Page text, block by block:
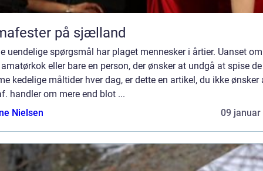
på sjælland
uendelige spørgsmål har plaget mennesker i årtier. Uanset
amatørkok eller bare en person, der ønsker at undgå at spise de
kedelige måltider hver dag, er dette en artikel, du ikke ønsker
handler om mere end blot ...
Nielsen
09 januar